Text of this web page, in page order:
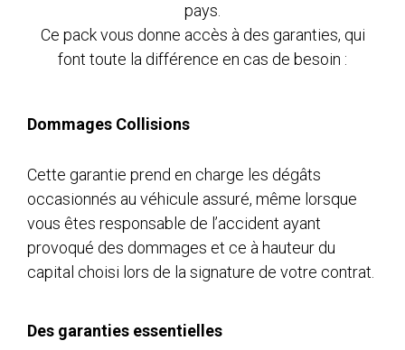
pays.
Ce pack vous donne accès à des garanties, qui
font toute la différence en cas de besoin :
Dommages Collisions
Cette garantie prend en charge les dégâts
occasionnés au véhicule assuré, même lorsque
vous êtes responsable de l’accident ayant
provoqué des dommages et ce à hauteur du
capital choisi lors de la signature de votre contrat.
Des garanties essentielles